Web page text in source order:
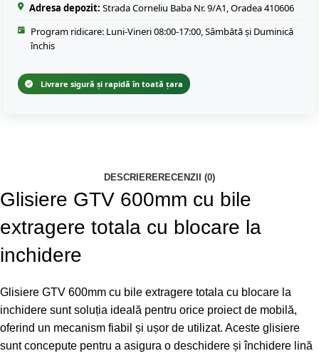
Adresa depozit: Strada Corneliu Baba Nr. 9/A1, Oradea 410606
Program ridicare: Luni-Vineri 08:00-17:00, Sâmbătă și Duminică
închis
Livrare sigură și rapidă în toată țara
DESCRIERE RECENZII (0)
Glisiere GTV 600mm cu bile
extragere totala cu blocare la
inchidere
Glisiere GTV 600mm cu bile extragere totala cu blocare la
inchidere sunt soluția ideală pentru orice proiect de mobilă,
oferind un mecanism fiabil și ușor de utilizat. Aceste glisiere
sunt concepute pentru a asigura o deschidere și închidere lină